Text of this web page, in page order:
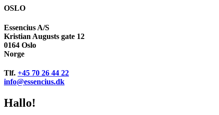
OSLO
Essencius A/S
Kristian Augusts gate 12
0164 Oslo
Norge
Tlf. +45 70 26 44 22
info@essencius.dk
Hallo!